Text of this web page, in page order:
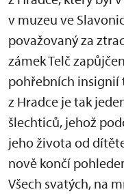
v muzeu ve
považovaný za
zámek Telč
pohřebních insignií
z Hradce je tak
šlechticů, jehož
jeho života od
nově končí
Všech svatých, na